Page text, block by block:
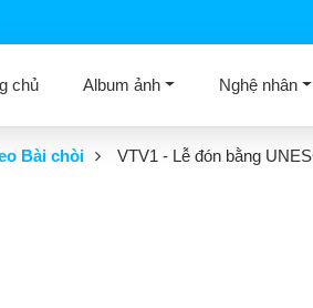
chủ Album ảnh Nghệ nhân
Bài chòi VTV1 - Lễ đón bằng